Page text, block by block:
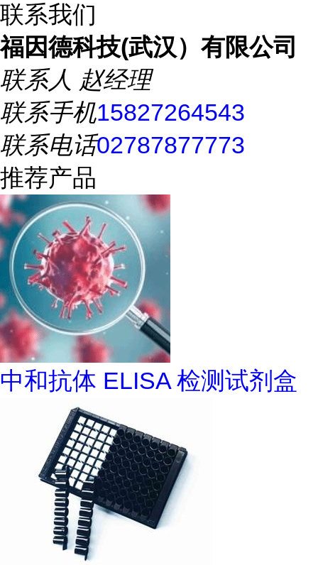
联系我们
福因德科技(武汉）有限公司
联系人 赵经理
联系手机15827264543
联系电话02787877773
推荐产品
中和抗体 ELISA 检测试剂盒